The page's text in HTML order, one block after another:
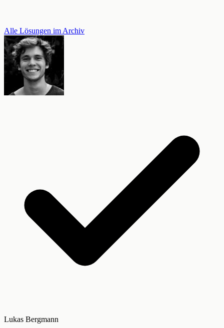
Alle Lösungen im Archiv
Lukas Bergmann